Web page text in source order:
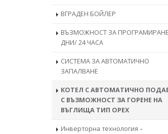
ВГРАДЕН БОЙЛЕР
ВЪЗМОЖНОСТ ЗА
ДНИ/ 24 ЧАСА
СИСТЕМА ЗА АВТОМАТИЧНО
ЗАПАЛВАНЕ
КОТЕЛ С АВТОМАТИЧНО
С ВЪЗМОЖНОСТ ЗА ГОРЕНЕ НА
ВЪГЛИЩА ТИП ОРЕХ
Инверторна технология –